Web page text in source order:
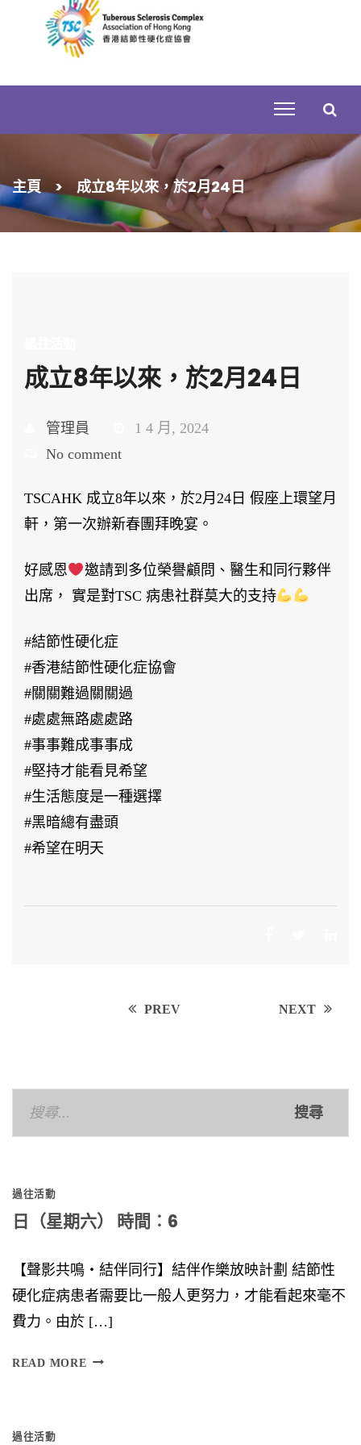
搜
尋
關
主頁 > 成立8年以來，於2月24日
成立8年以來，於2月24日
管理員
1 4 月, 2024
No comment
TSCAHK 成立8年以來，於2月24日 假座上環望月
軒，第一次辦新春團拜晚宴。
好感恩
邀請到多位榮譽顧問、醫生和同行夥伴
出席， 實是對TSC 病患社群莫大的支持
#結節性硬化症
#香港結節性硬化症協會
#關關難過關關過
#處處無路處處路
#事事難成事事成
#堅持才能看見希望
#生活態度是一種選擇
#黑暗總有盡頭
#希望在明天
PREV NEXT
字:
過往活動
日（星期六） 時間︰6
【聲影共鳴‧結伴同行】結伴作樂放映計劃 結節性
硬化症病患者需要比一般人更努力，才能看起來毫不
費力。由於 […]
READ MORE 日
過往活動